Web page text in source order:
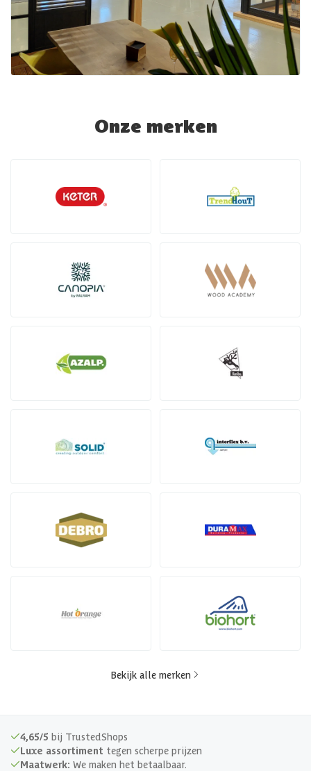
Onze merken
Bekijk alle merken
4,65/5 bij TrustedShops
Luxe assortiment tegen scherpe prijzen
Maatwerk: We maken het betaalbaar.